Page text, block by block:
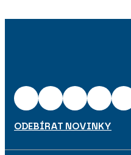
ODEBÍRAT NOVINKY